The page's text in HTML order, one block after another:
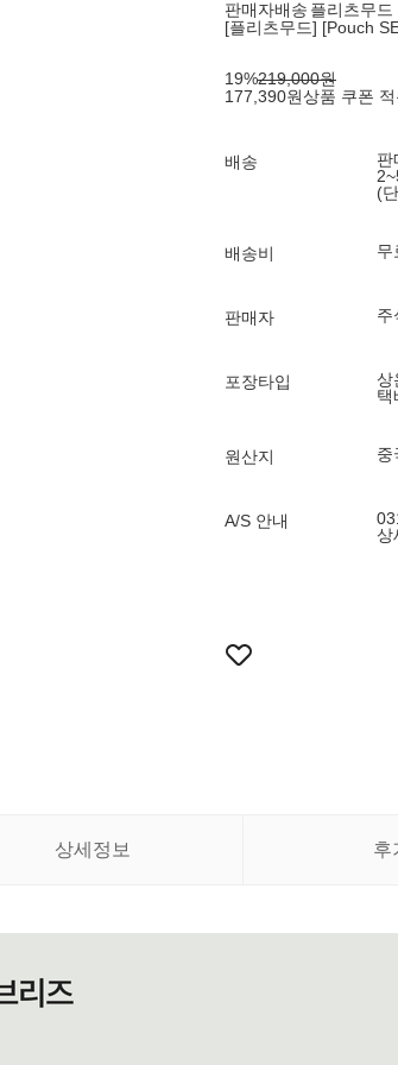
판매자배송 플리츠무드
[플리츠무드] [Pouch
19%219,000원
177,390원상품 쿠폰
배송
판
(
배송비 무
판매자 주
포장타입
상
택
원산지 중
A/S 안내
상
상세정보 후